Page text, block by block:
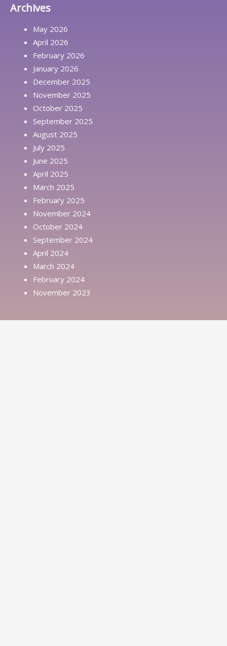
Archives
May 2026
April 2026
February 2026
January 2026
December 2025
November 2025
October 2025
September 2025
August 2025
July 2025
June 2025
April 2025
March 2025
February 2025
November 2024
October 2024
September 2024
April 2024
March 2024
February 2024
November 2023